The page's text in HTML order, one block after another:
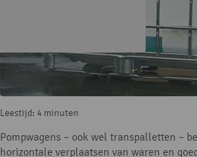
Leestijd: 4 minuten
Pompwagens – ook wel transpalletten –
horizontale verplaatsen van waren en